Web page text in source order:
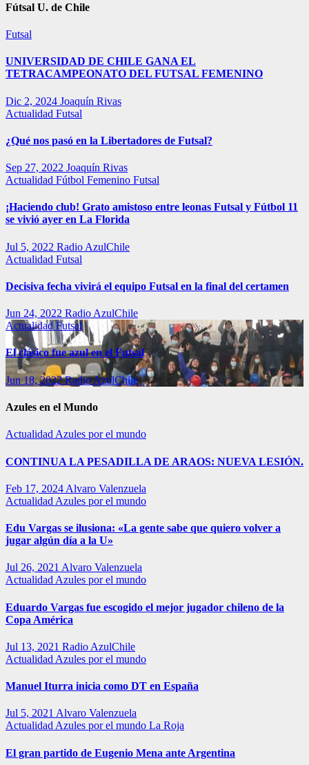
Fútsal U. de Chile
Futsal
UNIVERSIDAD DE CHILE GANA EL
TETRACAMPEONATO DEL FUTSAL FEMENINO
Dic 2, 2024 Joaquín Rivas
Actualidad Futsal
¿Qué nos pasó en la Libertadores de Futsal?
Sep 27, 2022 Joaquín Rivas
Actualidad Fútbol Femenino Futsal
¡Haciendo club! Grato amistoso entre leonas Futsal y Fútbol 11
se vivió ayer en La Florida
Jul 5, 2022 Radio AzulChile
Actualidad Futsal
Decisiva fecha vivirá el equipo Futsal en la final del certamen
Jun 24, 2022 Radio AzulChile
ActualidadFutsal
El clásico fue azul en el Futsal
Jun 18, 2022Radio AzulChile
Azules en el Mundo
Actualidad Azules por el mundo
CONTINUA LA PESADILLA DE ARAOS: NUEVA LESIÓN.
Feb 17, 2024 Alvaro Valenzuela
Actualidad Azules por el mundo
Edu Vargas se ilusiona: «La gente sabe que quiero volver a
jugar algún día a la U»
Jul 26, 2021 Alvaro Valenzuela
Actualidad Azules por el mundo
Eduardo Vargas fue escogido el mejor jugador chileno de la
Copa América
Jul 13, 2021 Radio AzulChile
Actualidad Azules por el mundo
Manuel Iturra inicia como DT en España
Jul 5, 2021 Alvaro Valenzuela
Actualidad Azules por el mundo La Roja
El gran partido de Eugenio Mena ante Argentina